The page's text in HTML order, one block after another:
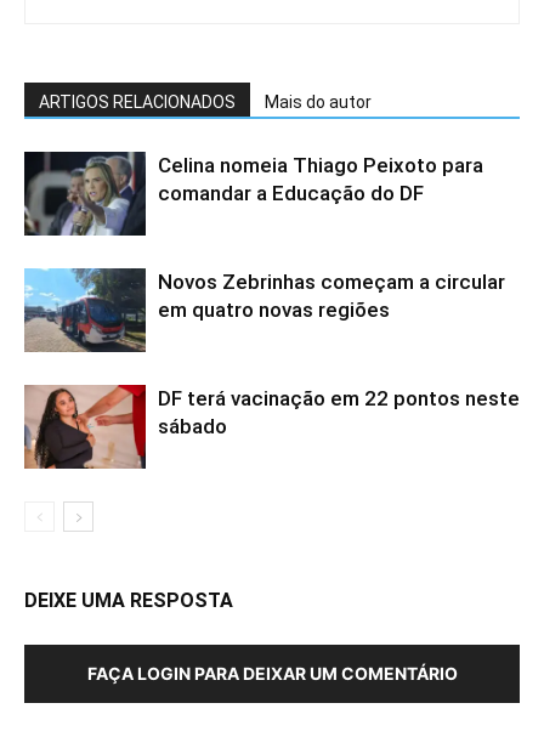
ARTIGOS RELACIONADOS Mais do autor
Celina nomeia Thiago Peixoto para
comandar a Educação do DF
Novos Zebrinhas começam a circular
em quatro novas regiões
DF terá vacinação em 22 pontos neste
sábado
DEIXE UMA RESPOSTA
FAÇA LOGIN PARA DEIXAR UM COMENTÁRIO